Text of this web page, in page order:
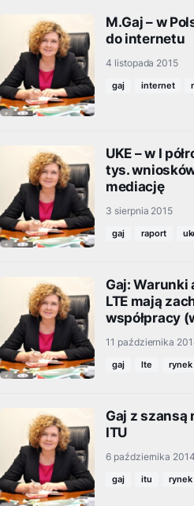
M.Gaj – w
do internetu
4 listopada 2015
gaj internet
UKE – w I
tys.
mediację
3 sierpnia 2015
gaj raport
Gaj:
LTE mają
współpracy
11 października
gaj lte rynek
Gaj z szansą
ITU
6 października 2014
gaj itu rynek